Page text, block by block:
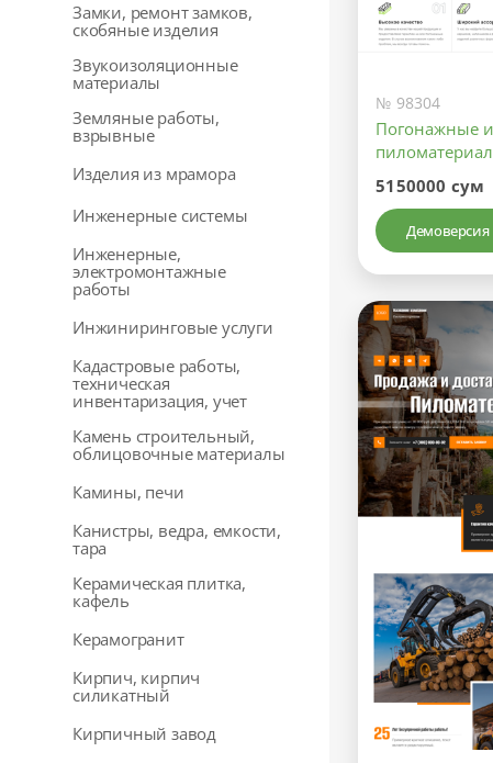
Замки, ремонт замков,
скобяные изделия
Звукоизоляционные
материалы
Земляные работы,
взрывные
Изделия из мрамора
Инженерные системы
Инженерные,
электромонтажные
работы
Инжиниринговые услуги
Кадастровые работы,
техническая
инвентаризация, учет
Камень строительный,
облицовочные материалы
Камины, печи
Канистры, ведра, емкости,
тара
Керамическая плитка,
кафель
Керамогранит
Кирпич, кирпич
силикатный
Кирпичный завод
№ 98304
Погонажные
5150000 сум
Демоверсия